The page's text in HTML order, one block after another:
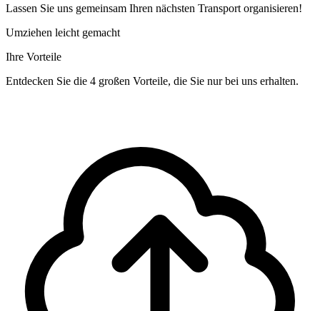
Lassen Sie uns gemeinsam Ihren nächsten Transport organisieren!
Umziehen leicht gemacht
Ihre Vorteile
Entdecken Sie die 4 großen Vorteile, die Sie nur bei uns erhalten.